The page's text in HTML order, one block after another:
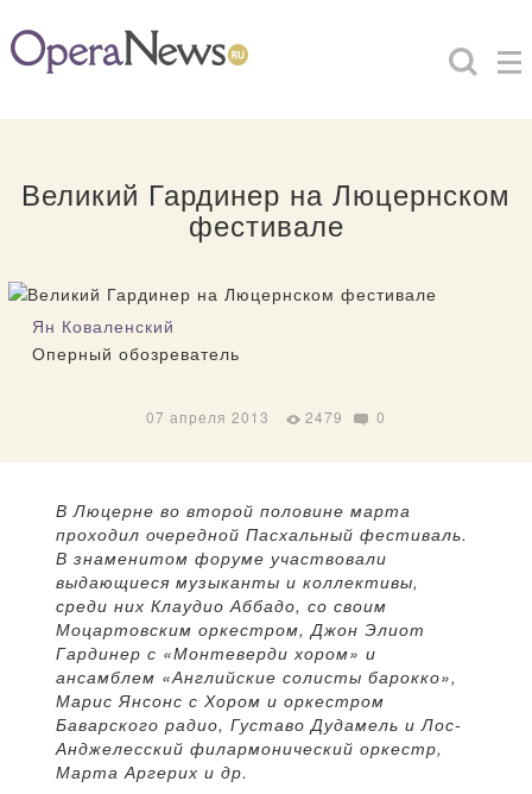
Великий Гардинер на Люцернском
фестивале
Ян Коваленский
Оперный обозреватель
07 апреля 2013 2479 0
В Люцерне во второй половине марта
проходил очередной Пасхальный фестиваль.
В знаменитом форуме участвовали
выдающиеся музыканты и коллективы,
среди них Клаудио Аббадо, со своим
Моцартовским оркестром, Джон Элиот
Гардинер с «Монтеверди хором» и
ансамблем «Английские солисты барокко»,
Марис Янсонс с Хором и оркестром
Баварского радио, Густаво Дудамель и Лос-
Анджелесский филармонический оркестр,
Марта Аргерих и др.